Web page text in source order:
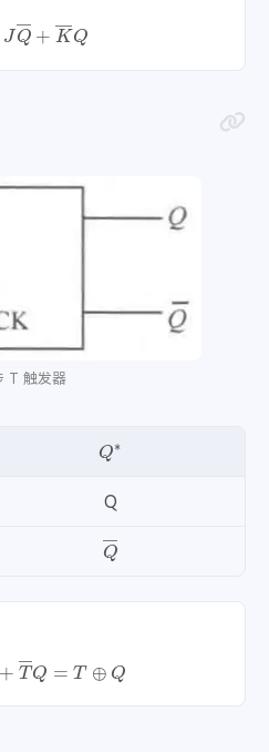
Q― ― Q
T 触发器
Q∗
Q
Q―
T―